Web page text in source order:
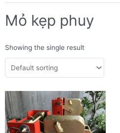
Mỏ kẹp phuy
Showing the single result